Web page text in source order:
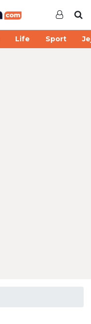
Life Sport